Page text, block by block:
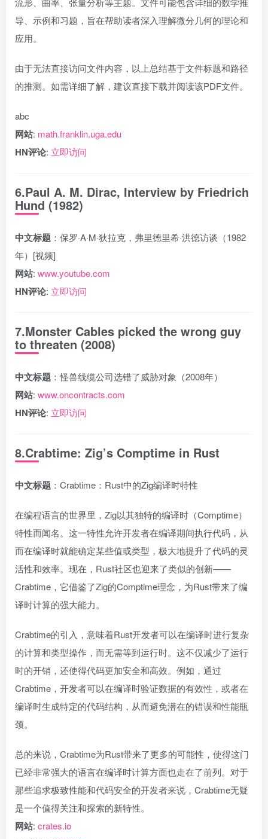
导、示例和习题，旨在帮助读者深入理解微分几何的理论和
应用。
由于无法直接访问文件内容，以上总结基于文件标题和路径
的推测。如需详细了解，建议直接下载并阅读该PDF文件。
abc
网站: math.franklin.uga.edu
HN评论: 立即访问
6.Paul A. M. Dirac, Interview by Friedrich
Hund (1982)
中文标题 ：保罗·A·M·狄拉克，弗里德里希·洪德访谈（1982
年）[视频]
网站: www.youtube.com
HN评论: 立即访问
7.Monster Cables picked the wrong guy
to threaten (2008)
中文标题 ：怪兽线缆公司选错了威胁对象（2008年）
网站: www.oncontracts.com
HN评论: 立即访问
8.Crabtime: Zig’s Comptime in Rust
中文标题 ：Crabtime：Rust中的Zig编译时特性
在编程语言的世界里，Zig以其独特的编译时（Comptime）
特性而闻名。这一特性允许开发者在编译期间执行代码，从
而在编译时就能确定某些值或类型，极大地提升了代码的灵
活性和效率。现在，Rust社区也迎来了类似的创新——
Crabtime，它借鉴了Zig的Comptime理念，为Rust带来了编
译时计算的强大能力。
Crabtime的引入，意味着Rust开发者可以在编译时进行复杂
的计算和类型操作，而无需等到运行时。这不仅减少了运行
时的开销，还使得代码更加安全和高效。例如，通过
Crabtime，开发者可以在编译时验证数据的有效性，或者在
编译时生成特定的代码结构，从而避免潜在的错误和性能瓶
颈。
总的来说，Crabtime为Rust带来了更多的可能性，使得这门
已经非常强大的语言在编译时计算方面也走在了前列。对于
那些追求极致性能和代码安全的开发者来说，Crabtime无疑
是一个值得关注和探索的新特性。
网站: crates.io